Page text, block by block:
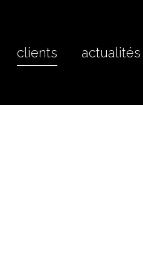
clients actualités